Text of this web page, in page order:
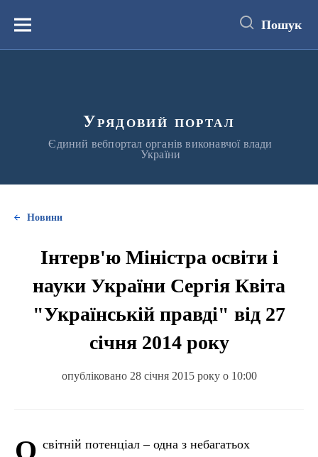
вмістуМеню Пошук
Урядовий портал
Єдиний вебпортал органів виконавчої влади
України
Новини
Інтерв'ю Міністра освіти і
науки України Сергія Квіта
"Українській правді" від 27
січня 2014 року
опубліковано 28 січня 2015 року о 10:00
О світній потенціал – одна з небагатьох